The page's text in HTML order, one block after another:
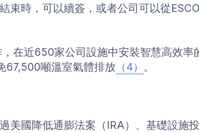
束時，可以續簽，或者公司可以從
在近650家公司設施中安裝智慧高效率
67,500噸溫室氣體排放 （4） 。
國降低通膨法案（IRA）、基礎設施投